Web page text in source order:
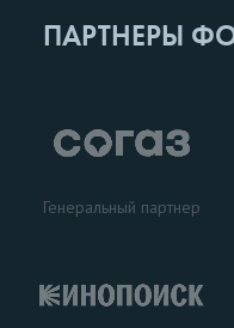
ПАРТНЕРЫ
Генеральный партнер